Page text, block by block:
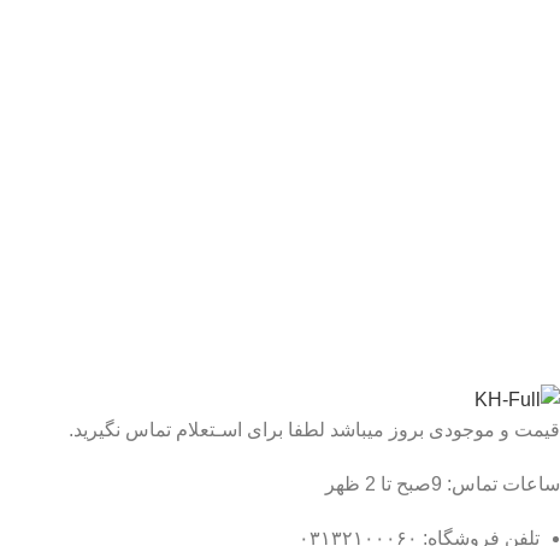
قیمت و موجودی بروز میباشد لطفا برای اسـتعلام تماس نگیرید.
ساعات تماس: 9صبح تا 2 ظهر
تلفن فروشگاه: ۰۳۱۳۲۱۰۰۰۶۰